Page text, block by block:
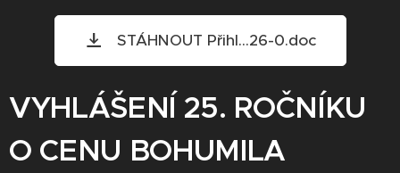
STÁHNOUT Přihl...26-0.doc
VYHLÁŠENÍ 25. ROČNÍKU
O CENU BOHUMILA